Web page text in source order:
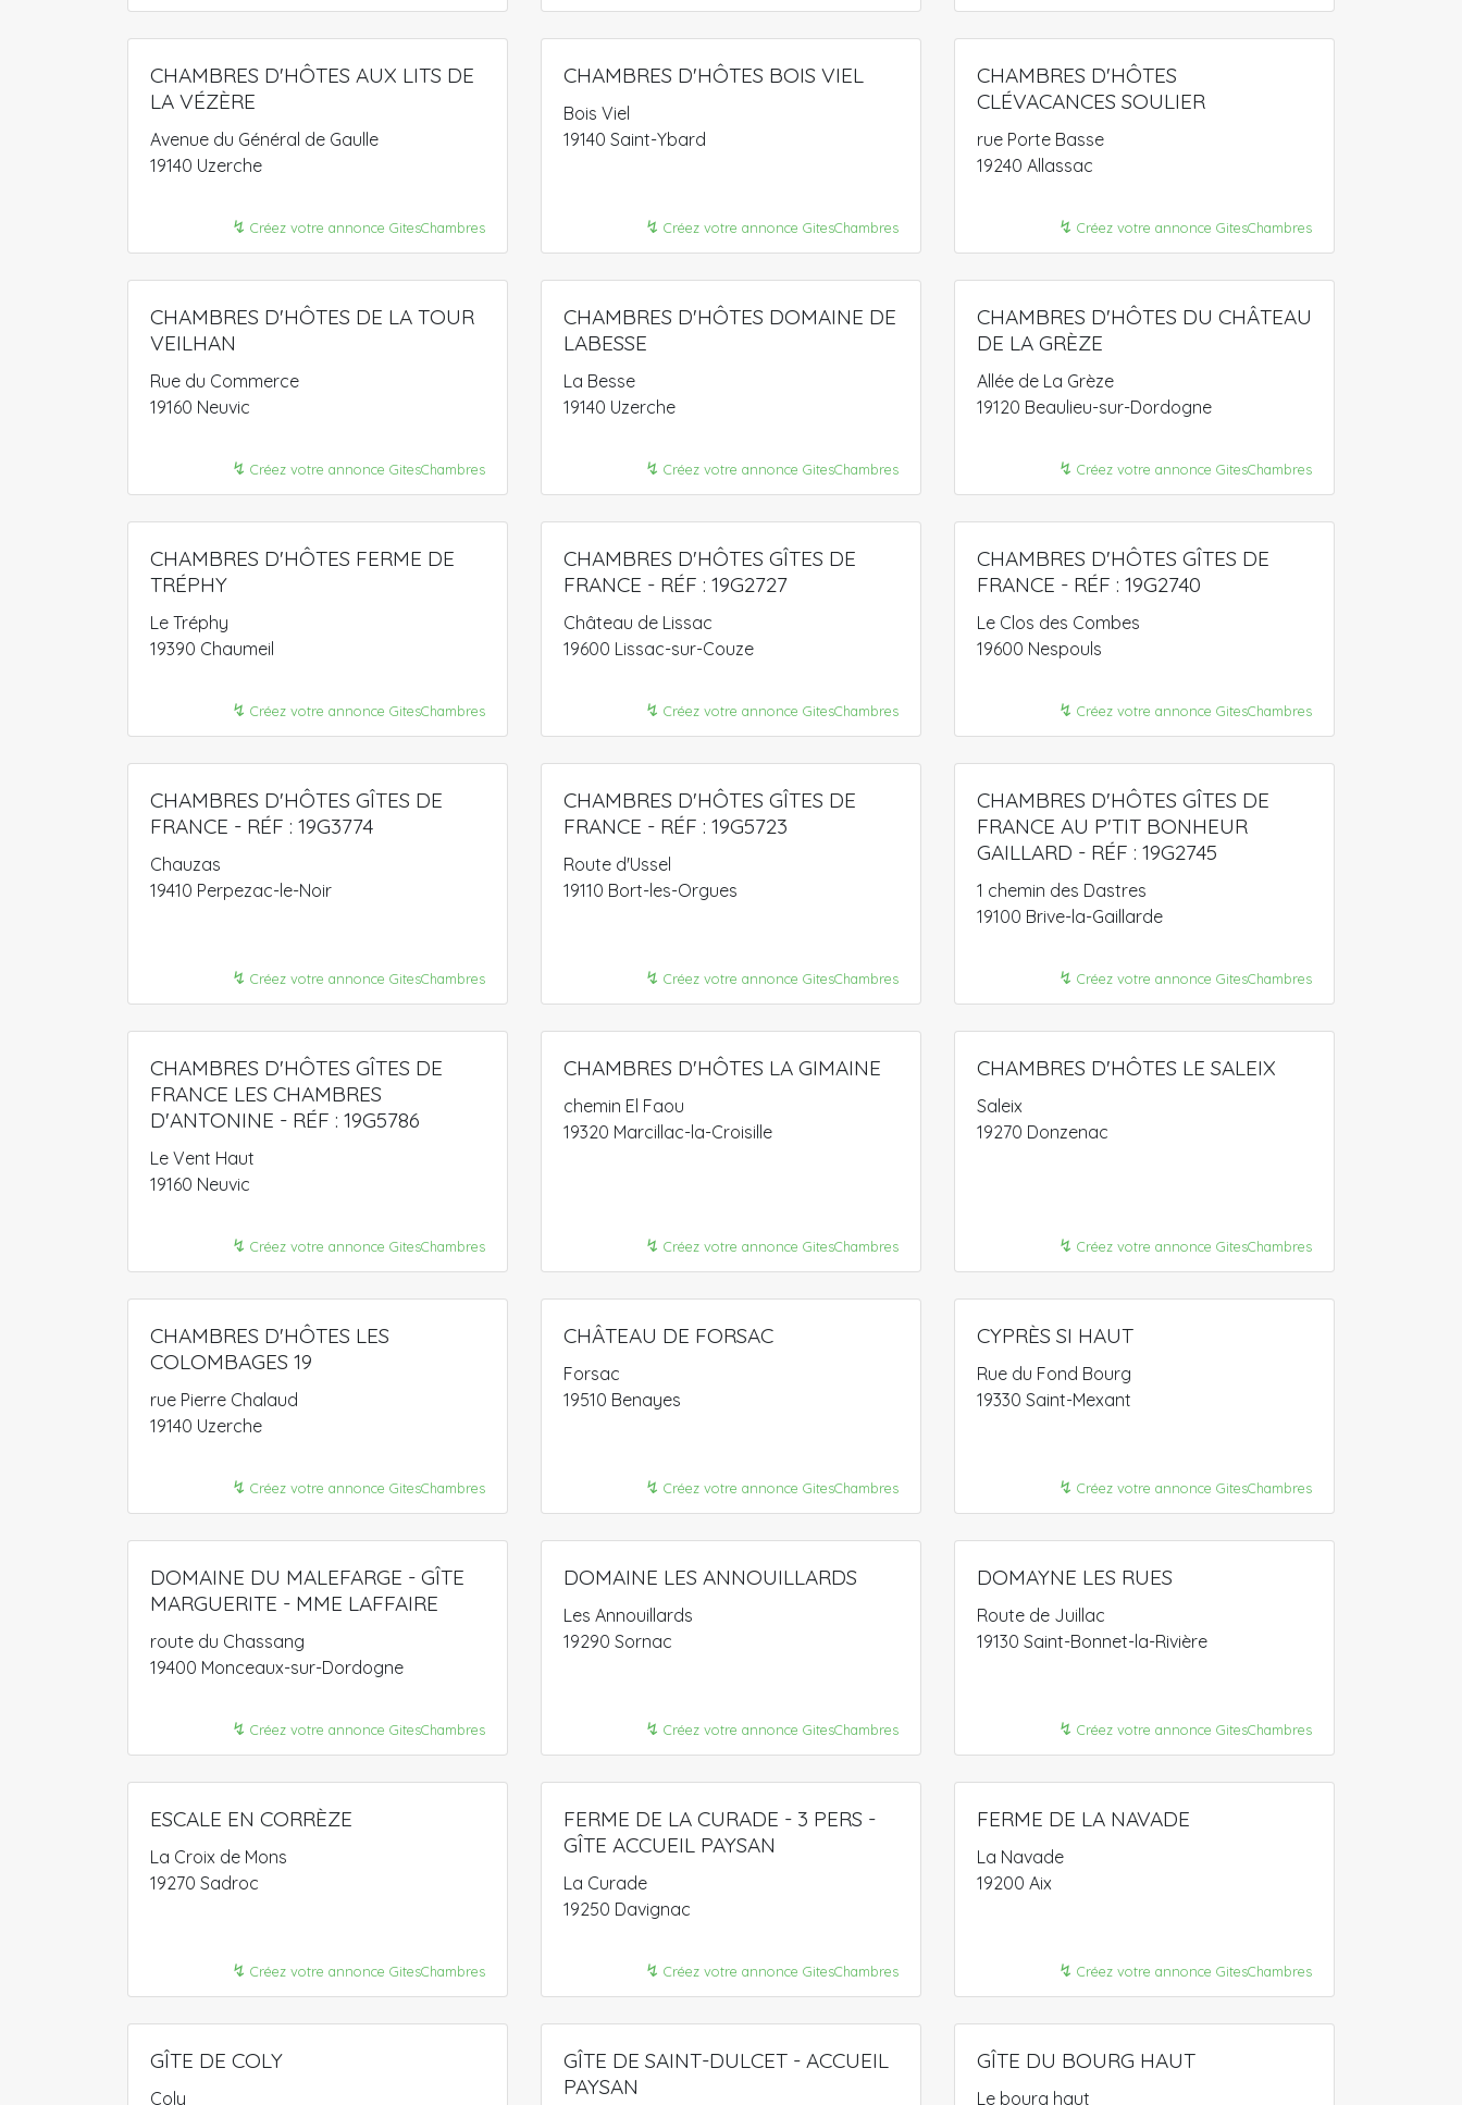
CHAMBRES D'HÔTES AUX LITS DE
LA VÉZÈRE
Avenue du Général de Gaulle
19140 Uzerche
↯ Créez votre annonce GitesChambres
CHAMBRES D'HÔTES BOIS VIEL
Bois Viel
19140 Saint-Ybard
↯ Créez votre annonce GitesChambres
CHAMBRES D'HÔTES
CLÉVACANCES SOULIER
rue Porte Basse
19240 Allassac
↯ Créez votre annonce GitesChambres
CHAMBRES D'HÔTES DE LA TOUR
VEILHAN
Rue du Commerce
19160 Neuvic
↯ Créez votre annonce GitesChambres
CHAMBRES D'HÔTES DOMAINE DE
LABESSE
La Besse
19140 Uzerche
↯ Créez votre annonce GitesChambres
CHAMBRES D'HÔTES DU CHÂTEAU
DE LA GRÈZE
Allée de La Grèze
19120 Beaulieu-sur-Dordogne
↯ Créez votre annonce GitesChambres
CHAMBRES D'HÔTES FERME DE
TRÉPHY
Le Tréphy
19390 Chaumeil
↯ Créez votre annonce GitesChambres
CHAMBRES D'HÔTES GÎTES DE
FRANCE - RÉF : 19G2727
Château de Lissac
19600 Lissac-sur-Couze
↯ Créez votre annonce GitesChambres
CHAMBRES D'HÔTES GÎTES DE
FRANCE - RÉF : 19G2740
Le Clos des Combes
19600 Nespouls
↯ Créez votre annonce GitesChambres
CHAMBRES D'HÔTES GÎTES DE
FRANCE - RÉF : 19G3774
Chauzas
19410 Perpezac-le-Noir
↯ Créez votre annonce GitesChambres
CHAMBRES D'HÔTES GÎTES DE
FRANCE - RÉF : 19G5723
Route d'Ussel
19110 Bort-les-Orgues
↯ Créez votre annonce GitesChambres
CHAMBRES D'HÔTES GÎTES DE
FRANCE AU P'TIT BONHEUR
GAILLARD - RÉF : 19G2745
1 chemin des Dastres
19100 Brive-la-Gaillarde
↯ Créez votre annonce GitesChambres
CHAMBRES D'HÔTES GÎTES DE
FRANCE LES CHAMBRES
D'ANTONINE - RÉF : 19G5786
Le Vent Haut
19160 Neuvic
↯ Créez votre annonce GitesChambres
CHAMBRES D'HÔTES LA GIMAINE
chemin El Faou
19320 Marcillac-la-Croisille
↯ Créez votre annonce GitesChambres
CHAMBRES D'HÔTES LE SALEIX
Saleix
19270 Donzenac
↯ Créez votre annonce GitesChambres
CHAMBRES D'HÔTES LES
COLOMBAGES 19
rue Pierre Chalaud
19140 Uzerche
↯ Créez votre annonce GitesChambres
CHÂTEAU DE FORSAC
Forsac
19510 Benayes
↯ Créez votre annonce GitesChambres
CYPRÈS SI HAUT
Rue du Fond Bourg
19330 Saint-Mexant
↯ Créez votre annonce GitesChambres
DOMAINE DU MALEFARGE - GÎTE
MARGUERITE - MME LAFFAIRE
route du Chassang
19400 Monceaux-sur-Dordogne
↯ Créez votre annonce GitesChambres
DOMAINE LES ANNOUILLARDS
Les Annouillards
19290 Sornac
↯ Créez votre annonce GitesChambres
DOMAYNE LES RUES
Route de Juillac
19130 Saint-Bonnet-la-Rivière
↯ Créez votre annonce GitesChambres
ESCALE EN CORRÈZE
La Croix de Mons
19270 Sadroc
↯ Créez votre annonce GitesChambres
FERME DE LA CURADE - 3 PERS -
GÎTE ACCUEIL PAYSAN
La Curade
19250 Davignac
↯ Créez votre annonce GitesChambres
FERME DE LA NAVADE
La Navade
19200 Aix
↯ Créez votre annonce GitesChambres
GÎTE DE COLY
Coly
GÎTE DE SAINT-DULCET - ACCUEIL
PAYSAN
GÎTE DU BOURG HAUT
Le bourg haut